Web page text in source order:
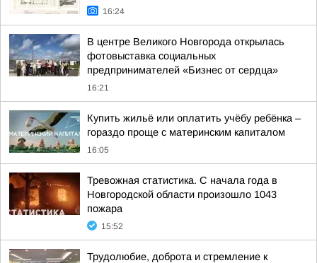
16:24
В центре Великого Новгорода открылась
фотовыставка социальных
предпринимателей «Бизнес от сердца»
16:21
Купить жильё или оплатить учёбу ребёнка –
гораздо проще с материнским капиталом
16:05
Тревожная статистика. С начала года в
Новгородской области произошло 1043
пожара
15:52
Трудолюбие, доброта и стремление к